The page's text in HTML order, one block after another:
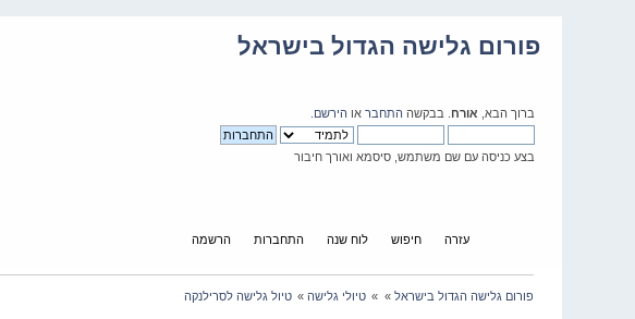
פורום גלישה הגדול בישראל
ברוך הבא, אורח . בבקשה התחבר או הירשם
בצע כניסה עם שם משתמש, סיסמא ואורך חיבור
עזרה חיפוש לוח שנה התחברות הרשמה
פורום גלישה הגדול בישראל »
» טיולי גלישה » טיול גלישה לסרילנקה